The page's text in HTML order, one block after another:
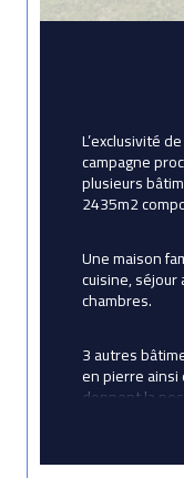
L’exclusivité
campagne
plusieurs
2435m2
Une maison
cuisine, séjour
chambres.
3 autres
en pierre ainsi
donnent la